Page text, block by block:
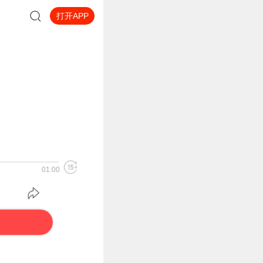
打开APP
01:00